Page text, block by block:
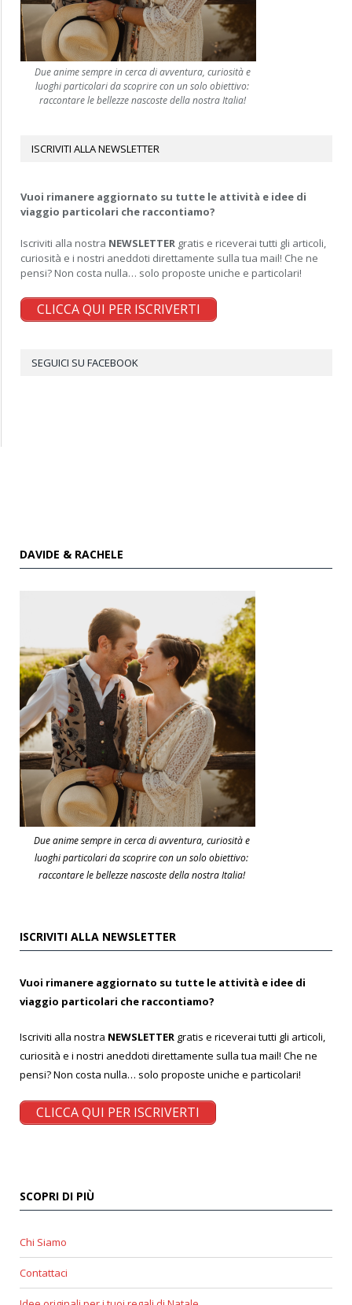
Due anime sempre in cerca di avventura, curiosità e
luoghi particolari da scoprire con un solo obiettivo:
raccontare le bellezze nascoste della nostra Italia!
ISCRIVITI ALLA NEWSLETTER
Vuoi rimanere aggiornato su tutte le attività e idee di
viaggio particolari che raccontiamo?
Iscriviti alla nostra NEWSLETTER gratis e riceverai tutti gli articoli,
curiosità e i nostri aneddoti direttamente sulla tua mail! Che ne
pensi? Non costa nulla… solo proposte uniche e particolari!
CLICCA QUI PER ISCRIVERTI
SEGUICI SU FACEBOOK
DAVIDE & RACHELE
Due anime sempre in cerca di avventura, curiosità e
luoghi particolari da scoprire con un solo obiettivo:
raccontare le bellezze nascoste della nostra Italia!
ISCRIVITI ALLA NEWSLETTER
Vuoi rimanere aggiornato su tutte le attività e idee di
viaggio particolari che raccontiamo?
Iscriviti alla nostra NEWSLETTER gratis e riceverai tutti gli articoli,
curiosità e i nostri aneddoti direttamente sulla tua mail! Che ne
pensi? Non costa nulla… solo proposte uniche e particolari!
CLICCA QUI PER ISCRIVERTI
SCOPRI DI PIÙ
Chi Siamo
Contattaci